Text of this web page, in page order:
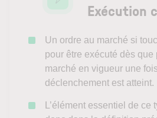
Exécution
Un ordre au marché si
pour être exécuté dès
marché en vigueur une
déclenchement est atteint.
L’élément essentiel de ce